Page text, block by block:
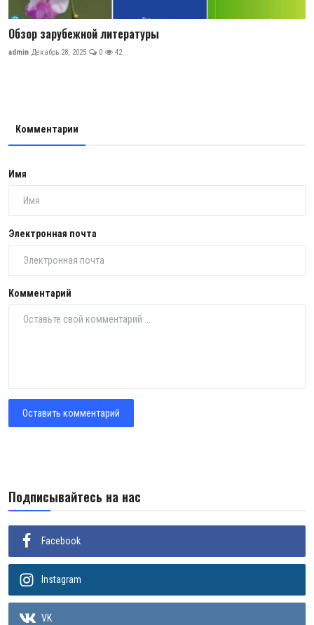
Обзор зарубежной литературы
admin Декабрь 28, 2025 0 42
Комментарии
Имя
Электронная почта
Комментарий
Оставить комментарий
Подписывайтесь на нас
Facebook
Instagram
VK